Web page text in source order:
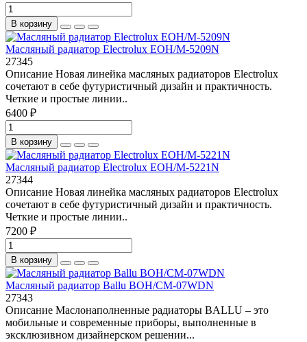
В корзину
Масляный радиатор Electrolux EOH/M-5209N
27345
Описание Новая линейка масляных радиаторов Electrolux
сочетают в себе футуристичный дизайн и практичность.
Четкие и простые линии..
6400 ₽
В корзину
Масляный радиатор Electrolux EOH/M-5221N
27344
Описание Новая линейка масляных радиаторов Electrolux
сочетают в себе футуристичный дизайн и практичность.
Четкие и простые линии..
7200 ₽
В корзину
Масляный радиатор Ballu BOH/CM-07WDN
27343
Описание Маслонаполненные радиаторы BALLU – это
мобильные и современные приборы, выполненные в
эксклюзивном дизайнерском решении...